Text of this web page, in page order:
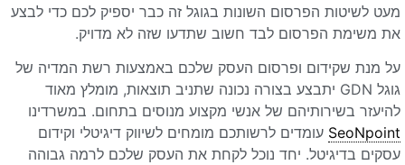
מעט לשיטות הפרסום השונות בגוגל זה כבר יספיק לכם כדי לבצע
את משימת הפרסום לבד חשוב שתדעו שזה לא מדויק.
על מנת שקידום ופרסום העסק שלכם באמצעות רשת המדיה של
גוגל GDN יתבצע בצורה נכונה שתניב תוצאות, מומלץ מאוד
להיעזר בשירותיהם של אנשי מקצוע מנוסים בתחום. במשרדינו
SeoNpoint עומדים לרשותכם מומחים לשיווק דיגיטלי וקידום
עסקים בדיגיטל. יחד נוכל לקחת את העסק שלכם לרמה גבוהה